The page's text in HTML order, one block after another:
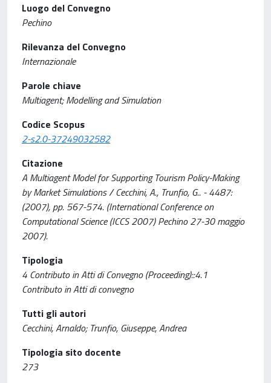
Luogo del Convegno
Pechino
Rilevanza del Convegno
Internazionale
Parole chiave
Multiagent; Modelling and Simulation
Codice Scopus
2-s2.0-37249032582
Citazione
A Multiagent Model for Supporting Tourism Policy-Making
by Market Simulations / Cecchini, A., Trunfio, G.. - 4487:
(2007), pp. 567-574. (International Conference on
Computational Science (ICCS 2007) Pechino 27-30 maggio
2007).
Tipologia
4 Contributo in Atti di Convegno (Proceeding)::4.1
Contributo in Atti di convegno
Tutti gli autori
Cecchini, Arnaldo; Trunfio, Giuseppe, Andrea
Tipologia sito docente
273